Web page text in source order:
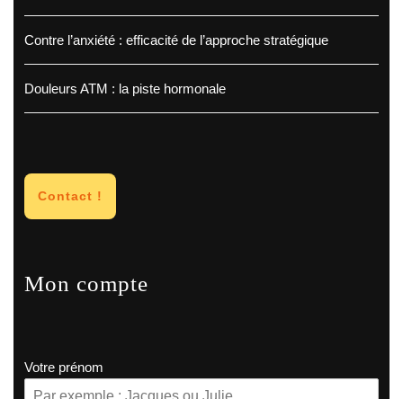
Contre l’anxiété : efficacité de l’approche stratégique
Douleurs ATM : la piste hormonale
Contact !
Mon compte
Votre prénom